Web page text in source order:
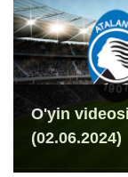
O'yin
(02.06.2024)